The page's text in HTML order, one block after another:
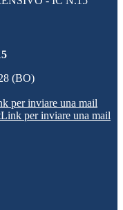
(BO)
per inviare una mail
Link per inviare una mail